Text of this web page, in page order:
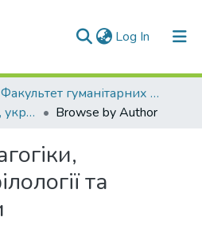
Log In (current)
Факультет гуманітарних та соціальних наук
кафедра педагогіки, української філології та журналістики
Browse by Author
та